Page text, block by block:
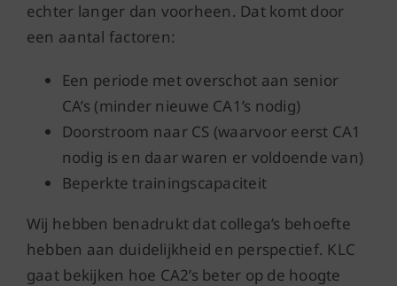
echter langer dan voorheen. Dat komt door
een aantal factoren:
Een periode met overschot aan senior
CA’s (minder nieuwe CA1’s nodig)
Doorstroom naar CS (waarvoor eerst CA1
nodig is en daar waren er voldoende van)
Beperkte trainingscapaciteit
Wij hebben benadrukt dat collega’s behoefte
hebben aan duidelijkheid en perspectief. KLC
gaat bekijken hoe CA2’s beter op de hoogte